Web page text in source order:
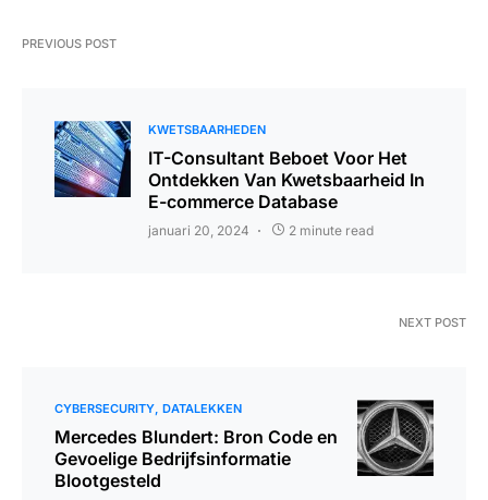
PREVIOUS POST
KWETSBAARHEDEN
IT-Consultant Beboet Voor Het
Ontdekken Van Kwetsbaarheid In
E-commerce Database
januari 20, 2024 2 minute read
NEXT POST
CYBERSECURITY DATALEKKEN
Mercedes Blundert: Bron Code en
Gevoelige Bedrijfsinformatie
Blootgesteld